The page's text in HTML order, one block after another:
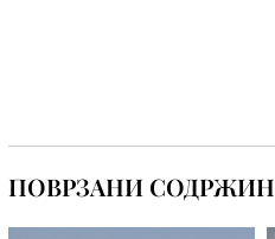
ПОВРЗАНИ